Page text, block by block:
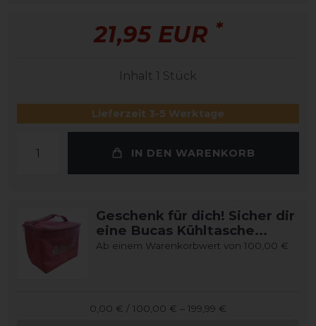
21,95 EUR *
Inhalt 1 Stück
Lieferzeit 3-5 Werktage
IN DEN WARENKORB
Geschenk für dich! Sicher dir
eine Bucas Kühltasche...
Ab einem Warenkorbwert von 100,00 €
0,00 € / 100,00 € – 199,99 €